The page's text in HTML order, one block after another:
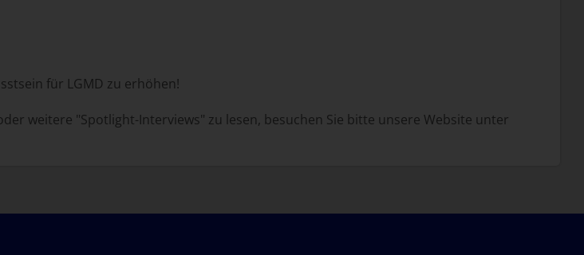
für LGMD zu erhöhen!
weitere "Spotlight-Interviews" zu lesen, besuchen Sie bitte unsere Website unter